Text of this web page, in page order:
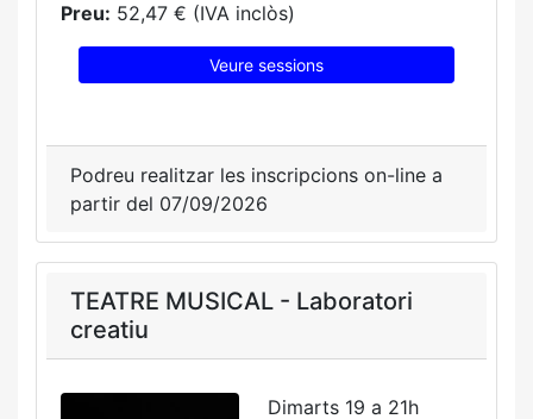
Preu: 52,47 € (IVA inclòs)
Veure sessions
Podreu realitzar les inscripcions on-line a
partir del 07/09/2026
TEATRE MUSICAL - Laboratori
creatiu
Dimarts 19 a 21h